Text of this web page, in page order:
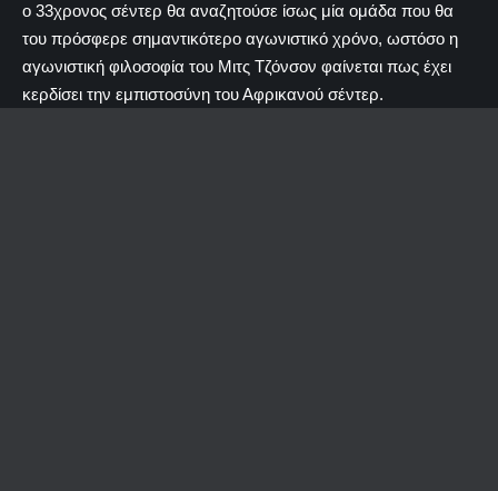
ο 33χρονος σέντερ θα αναζητούσε ίσως μία ομάδα που θα
του πρόσφερε σημαντικότερο αγωνιστικό χρόνο, ωστόσο η
αγωνιστική φιλοσοφία του Μιτς Τζόνσον φαίνεται πως έχει
κερδίσει την εμπιστοσύνη του Αφρικανού σέντερ.